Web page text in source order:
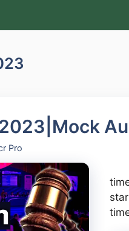
Pro